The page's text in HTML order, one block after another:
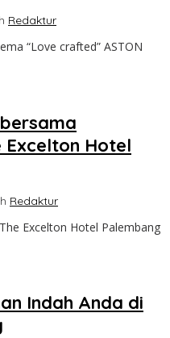
Redaktur
“Love crafted” ASTON
Excelton Hotel
Redaktur
Excelton Hotel Palembang
Indah Anda di